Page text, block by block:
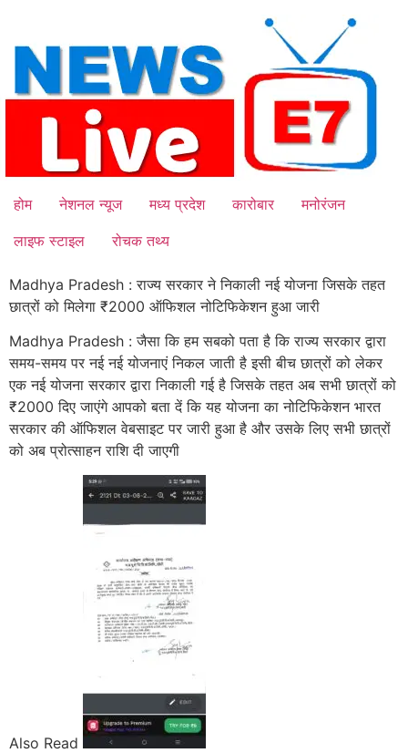
content
होम नेशनल न्यूज मध्य प्रदेश कारोबार
मनोरंजन
लाइफ स्टाइल
रोचक तथ्य
Madhya Pradesh : राज्य सरकार ने निकाली नई योजना जिसके तहत
छात्रों को मिलेगा ₹2000 ऑफिशल नोटिफिकेशन हुआ जारी
Madhya Pradesh : जैसा कि हम सबको पता है कि राज्य सरकार द्वारा
समय-समय पर नई नई योजनाएं निकल जाती है इसी बीच छात्रों को लेकर
एक नई योजना सरकार द्वारा निकाली गई है जिसके तहत अब सभी छात्रों को
₹2000 दिए जाएंगे आपको बता दें कि यह योजना का नोटिफिकेशन भारत
सरकार की ऑफिशल वेबसाइट पर जारी हुआ है और उसके लिए सभी छात्रों
को अब प्रोत्साहन राशि दी जाएगी
Also Read